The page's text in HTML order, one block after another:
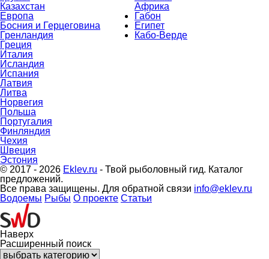
Казахстан
Европа
Босния и Герцеговина
Гренландия
Греция
Италия
Исландия
Испания
Латвия
Литва
Норвегия
Польша
Португалия
Финляндия
Чехия
Швеция
Эстония
Африка
Габон
Египет
Кабо-Верде
© 2017 - 2026 Eklev.ru - Твой рыболовный гид. Каталог
предложений.
Все права защищены. Для обратной связи info@eklev.ru
Водоемы Рыбы О проекте Статьи
Наверх
Расширенный поиск